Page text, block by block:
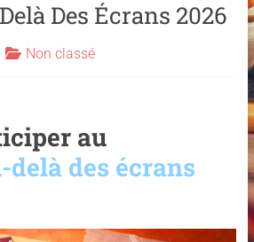
Des Écrans 2026
Non classé
au
delà des écrans